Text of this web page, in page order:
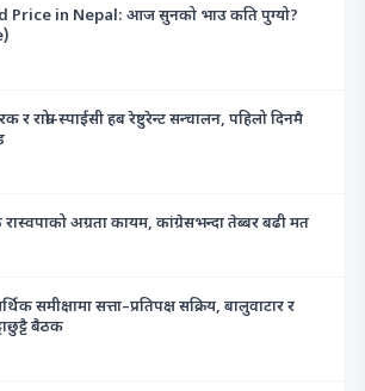
Price in Nepal: आज सुनको भाउ कति पुग्यो?
र राम्रो–स्पाईसी हब रेष्टुरेन्ट सन्चालन, पहिलो दिनमै
अग्रता कायम, कांग्रेसभन्दा तेब्बर बढी मत
समीक्षामा सत्ता–प्रतिपक्ष सक्रिय, बालुवाटार र
बैठक